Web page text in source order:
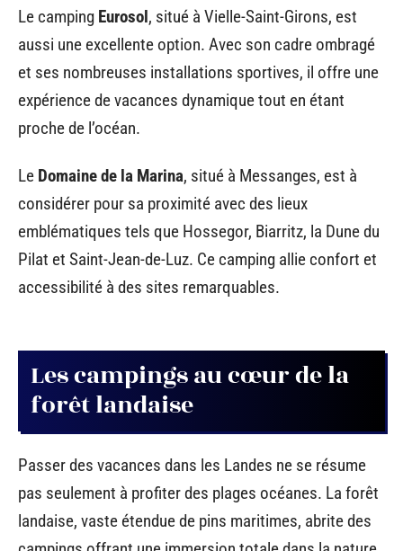
Le camping Eurosol, situé à Vielle-Saint-Girons, est
aussi une excellente option. Avec son cadre ombragé
et ses nombreuses installations sportives, il offre une
expérience de vacances dynamique tout en étant
proche de l’océan.
Le Domaine de la Marina, situé à Messanges, est à
considérer pour sa proximité avec des lieux
emblématiques tels que Hossegor, Biarritz, la Dune du
Pilat et Saint-Jean-de-Luz. Ce camping allie confort et
accessibilité à des sites remarquables.
Les campings au cœur de la
forêt landaise
Passer des vacances dans les Landes ne se résume
pas seulement à profiter des plages océanes. La forêt
landaise, vaste étendue de pins maritimes, abrite des